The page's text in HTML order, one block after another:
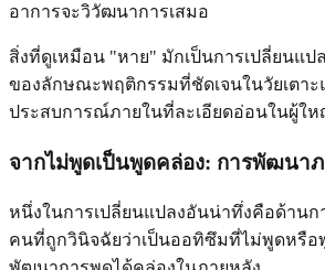
อาการจะวิวัฒนาการเสมอ
สิ่งที่ดูเหมือน "หาย" มักเป็นการเปลี่ยนแป
ของลักษณะพฤติกรรมที่ชัดเจนในวัยเตาะ
ประสบการณ์ภายในที่ละเอียดอ่อนในผู้ใ
จากไม่พูดเป็นพูดคล่อง: การพัฒนา
หนึ่งในการเปลี่ยนแปลงอันน่าทึ่งคือด้านก
คนที่ถูกวินิจฉัยว่าเป็นออทิซึมที่ไม่พูดหรือ